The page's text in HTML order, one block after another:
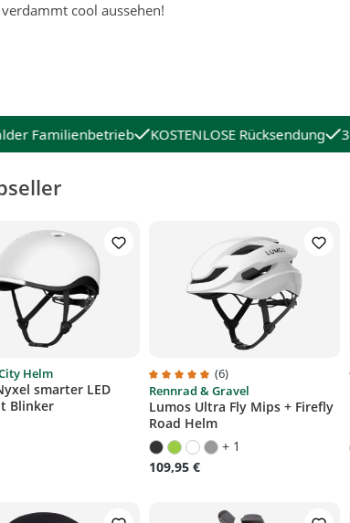
cool aussehen!
Familienbetrieb KOSTENLOSE Rücksendung 30
Sternen
Helm
smarter LED
Blinker
Durchschnittliche Bewertung
(6)
Rennrad & Gravel
Lumos Ultra Fly Mips + Firefly
Road Helm
+ 1
109,95 €